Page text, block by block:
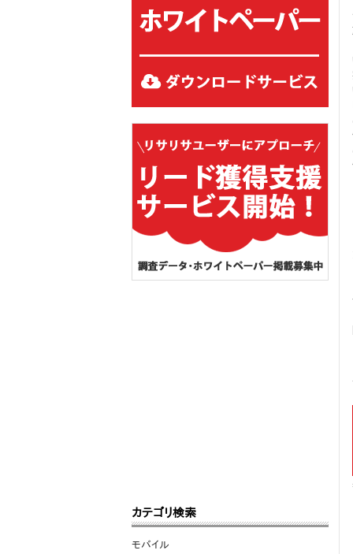
カテゴリ検索
モバイル